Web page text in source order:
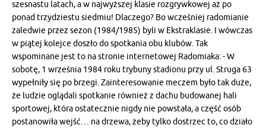
szesnastu latach, a w najwyższej klasie rozgrywkowej aż po
ponad trzydziestu siedmiu! Dlaczego? Bo wcześniej radomianie
zaledwie przez sezon (1984/1985) byli w Ekstraklasie. I wówczas
w piątej kolejce doszło do spotkania obu klubów. Tak
wspominane jest to na stronie internetowej Radomiaka: - W
sobotę, 1 września 1984 roku trybuny stadionu przy ul. Struga 63
wypełniły się po brzegi. Zainteresowanie meczem było tak duże,
że ludzie oglądali spotkanie również z dachu budowanej hali
sportowej, która ostatecznie nigdy nie powstała, a część osób
postanowiła wejść… na drzewa, żeby tylko dostrzec to, co działo